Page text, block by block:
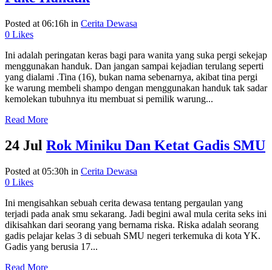
Posted at 06:16h in Cerita Dewasa
0 Likes
Ini adalah peringatan keras bagi para wanita yang suka pergi sekejap
menggunakan handuk. Dan jangan sampai kejadian terulang seperti
yang dialami .Tina (16), bukan nama sebenarnya, akibat tina pergi
ke warung membeli shampo dengan menggunakan handuk tak sadar
kemolekan tubuhnya itu membuat si pemilik warung...
Read More
24 Jul Rok Miniku Dan Ketat Gadis SMU
Posted at 05:30h in Cerita Dewasa
0 Likes
Ini mengisahkan sebuah cerita dewasa tentang pergaulan yang
terjadi pada anak smu sekarang. Jadi begini awal mula cerita seks ini
dikisahkan dari seorang yang bernama riska. Riska adalah seorang
gadis pelajar kelas 3 di sebuah SMU negeri terkemuka di kota YK.
Gadis yang berusia 17...
Read More